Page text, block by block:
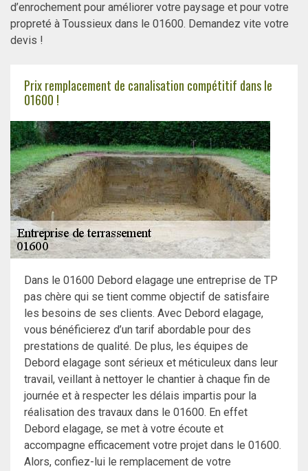
d’enrochement pour améliorer votre paysage et pour votre
propreté à Toussieux dans le 01600. Demandez vite votre
devis !
Prix remplacement de canalisation compétitif dans le
01600 !
Dans le 01600 Debord elagage une entreprise de TP
pas chère qui se tient comme objectif de satisfaire
les besoins de ses clients. Avec Debord elagage,
vous bénéficierez d’un tarif abordable pour des
prestations de qualité. De plus, les équipes de
Debord elagage sont sérieux et méticuleux dans leur
travail, veillant à nettoyer le chantier à chaque fin de
journée et à respecter les délais impartis pour la
réalisation des travaux dans le 01600. En effet
Debord elagage, se met à votre écoute et
accompagne efficacement votre projet dans le 01600.
Alors, confiez-lui le remplacement de votre